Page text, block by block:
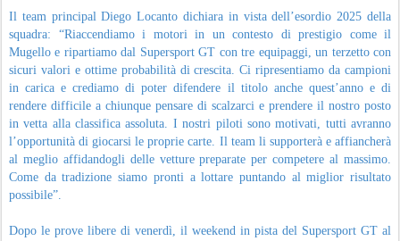
Il team principal Diego Locanto dichiara in vista dell’esordio 2025 della
squadra: “Riaccendiamo i motori in un contesto di prestigio come il
Mugello e ripartiamo dal Supersport GT con tre equipaggi, un terzetto con
sicuri valori e ottime probabilità di crescita. Ci ripresentiamo da campioni
in carica e crediamo di poter difendere il titolo anche quest’anno e di
rendere difficile a chiunque pensare di scalzarci e prendere il nostro posto
in vetta alla classifica assoluta. I nostri piloti sono motivati, tutti avranno
l’opportunità di giocarsi le proprie carte. Il team li supporterà e affiancherà
al meglio affidandogli delle vetture preparate per competere al massimo.
Come da tradizione siamo pronti a lottare puntando al miglior risultato
possibile”.
Dopo le prove libere di venerdì, il weekend in pista del Supersport GT al